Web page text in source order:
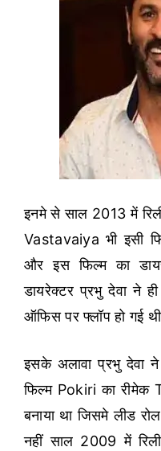
इनमे से साल 2013 में
Vastavaiya भी इसी
और इस फिल्म का
डायरेक्टर प्रभु देवा ने
ऑफिस पर फ्लॉप हो गई
इसके अलावा प्रभु देवा
फिल्म Pokiri का
बनाया था जिसमे लीड
नहीं साल 2009 में